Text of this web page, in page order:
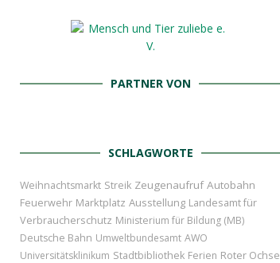
PARTNER VON
SCHLAGWORTE
Weihnachtsmarkt Streik Zeugenaufruf Autobahn
Feuerwehr Marktplatz Ausstellung Landesamt für
Verbraucherschutz Ministerium für Bildung (MB)
Deutsche Bahn Umweltbundesamt AWO
Universitätsklinikum Stadtbibliothek Ferien Roter Ochse